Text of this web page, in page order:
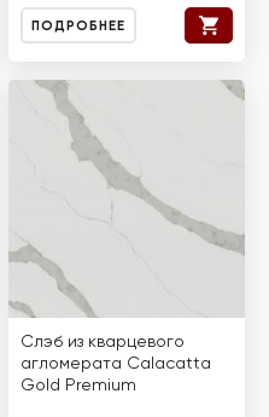
ПОДРОБНЕЕ
Слэб из кварцевого
агломерата Calacatta
Gold Premium